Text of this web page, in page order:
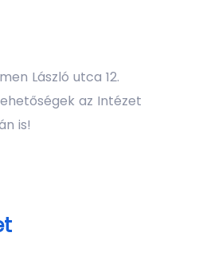
László utca 12.
az Intézet
is!